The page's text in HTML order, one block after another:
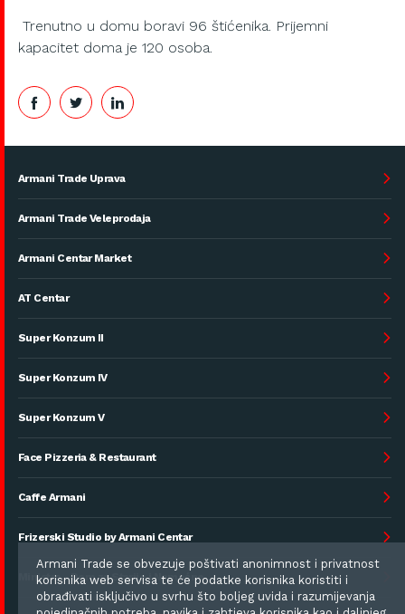
Trenutno u domu boravi 96 štićenika. Prijemni
kapacitet doma je 120 osoba.
Armani Trade Uprava
Armani Trade Veleprodaja
Armani Centar Market
AT Centar
Super Konzum II
Super Konzum IV
Super Konzum V
Face Pizzeria & Restaurant
Caffe Armani
Frizerski Studio by Armani Centar
Ministro - Dom za Starije i Nemoćne
Armani Trade se obvezuje poštivati anonimnost i privatnost
korisnika web servisa te će podatke korisnika koristiti i
obrađivati isključivo u svrhu što boljeg uvida i razumijevanja